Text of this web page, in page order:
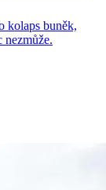
kolaps buněk,